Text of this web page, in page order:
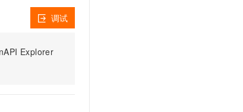
Explorer
调试
通过自然语言交互简化开发流程,全栈开发支持